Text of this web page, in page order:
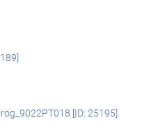
[ID: 25195]